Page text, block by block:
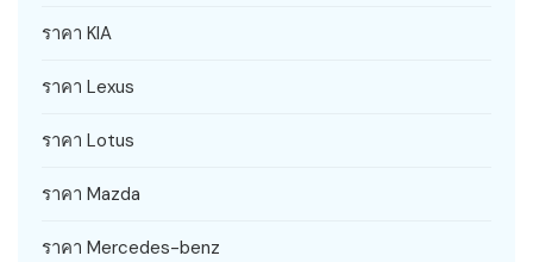
ราคา KIA
ราคา Lexus
ราคา Lotus
ราคา Mazda
ราคา Mercedes-benz